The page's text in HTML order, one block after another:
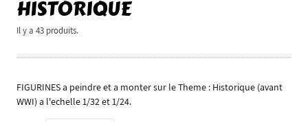
HISTORIQUE
Il y a 43 produits.
FIGURINES a peindre et a monter sur le Theme : Historique (avant
WWI) a l'echelle 1/32 et 1/24.